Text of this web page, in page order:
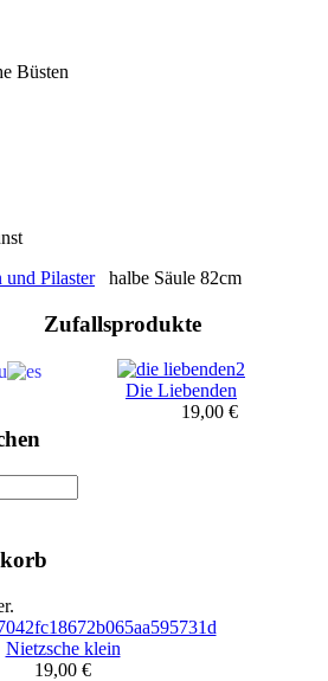
Büsten
und Pilaster halbe Säule 82cm
Zufallsprodukte
Die Liebenden
19,00 €
Nietzsche klein
19,00 €